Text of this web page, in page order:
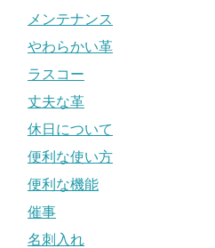
メンテナンス
やわらかい革
ラスコー
丈夫な革
休日について
便利な使い方
便利な機能
催事
名刺入れ